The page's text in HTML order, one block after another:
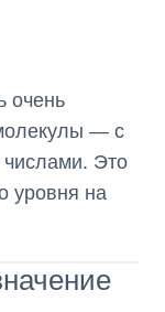
очень
— с
Это
уровня на